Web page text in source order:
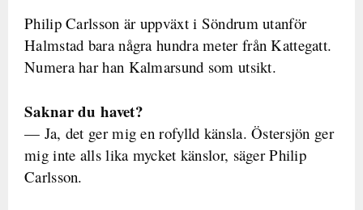
Philip Carlsson är uppväxt i Söndrum utanför
Halmstad bara några hundra meter från Kattegatt.
Numera har han Kalmarsund som utsikt.
Saknar du havet?
— Ja, det ger mig en rofylld känsla. Östersjön ger
mig inte alls lika mycket känslor, säger Philip
Carlsson.